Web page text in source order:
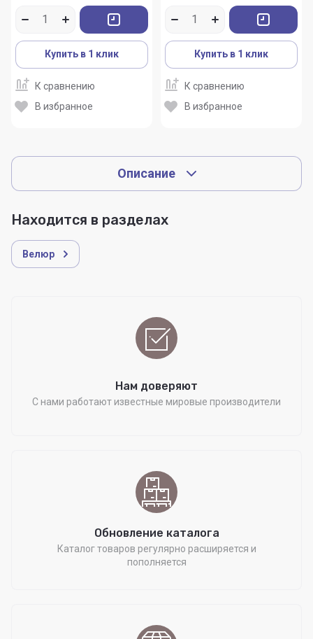
Купить в 1 клик
К сравнению
В избранное
Купить в 1 клик
К сравнению
В избранное
Описание
Находится в разделах
Велюр
Нам доверяют
С нами работают известные мировые производители
Обновление каталога
Каталог товаров регулярно расширяется и
пополняется